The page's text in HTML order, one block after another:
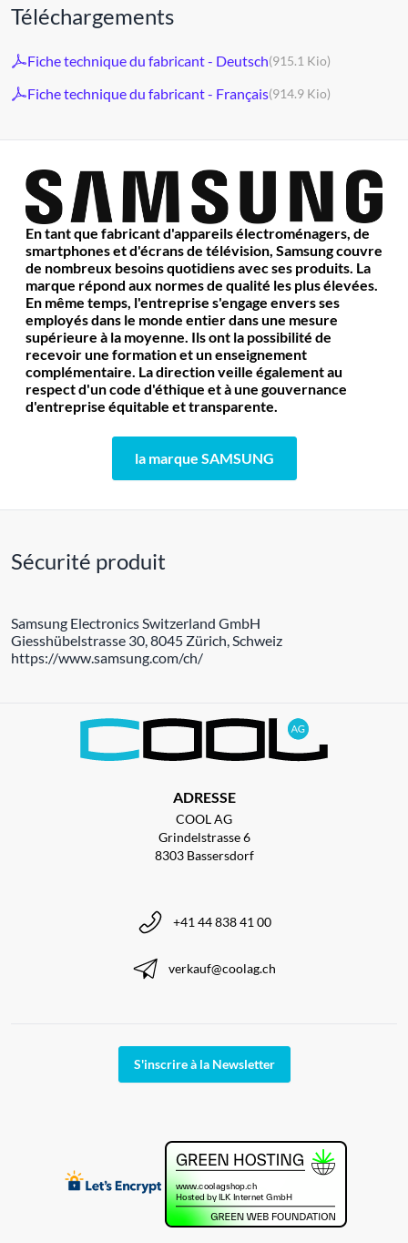
Téléchargements
Fiche technique du fabricant - Deutsch(915.1 Kio)
Fiche technique du fabricant - Français(914.9 Kio)
En tant que fabricant d'appareils électroménagers, de
smartphones et d'écrans de télévision, Samsung couvre
de nombreux besoins quotidiens avec ses produits. La
marque répond aux normes de qualité les plus élevées.
En même temps, l'entreprise s'engage envers ses
employés dans le monde entier dans une mesure
supérieure à la moyenne. Ils ont la possibilité de
recevoir une formation et un enseignement
complémentaire. La direction veille également au
respect d'un code d'éthique et à une gouvernance
d'entreprise équitable et transparente.
la marque SAMSUNG
Sécurité produit
Samsung Electronics Switzerland GmbH
Giesshübelstrasse 30, 8045 Zürich, Schweiz
https://www.samsung.com/ch/
ADRESSE
COOL AG
Grindelstrasse 6
8303 Bassersdorf
+41 44 838 41 00
verkauf@coolag.ch
S'inscrire à la Newsletter